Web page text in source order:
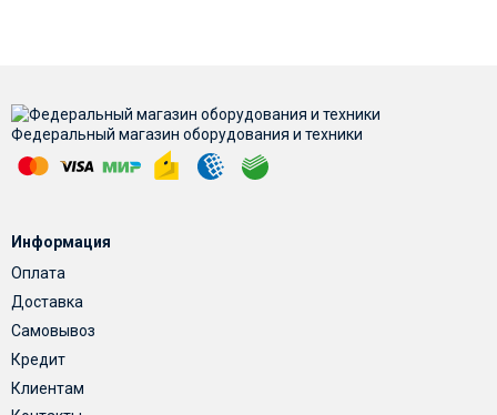
Федеральный магазин оборудования и техники
Информация
Оплата
Доставка
Самовывоз
Кредит
Клиентам